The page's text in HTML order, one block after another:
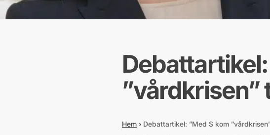
”vårdkrisen”
Hem › Debattartikel: ”Med S kom